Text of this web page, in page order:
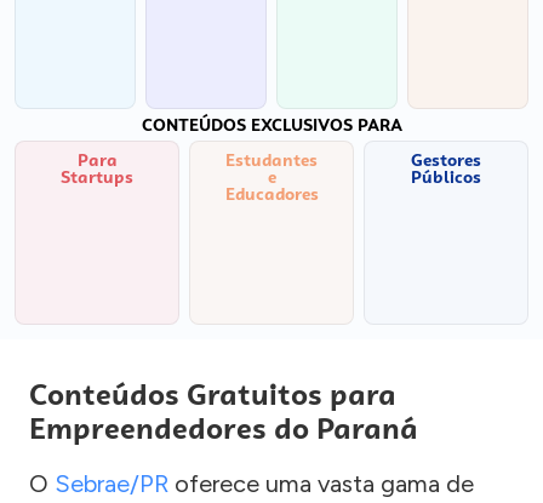
CONTEÚDOS EXCLUSIVOS PARA
Para
Startups
Estudantes
e
Educadores
Gestores
Públicos
Conteúdos Gratuitos para
Empreendedores do Paraná
O Sebrae/PR oferece uma vasta gama de